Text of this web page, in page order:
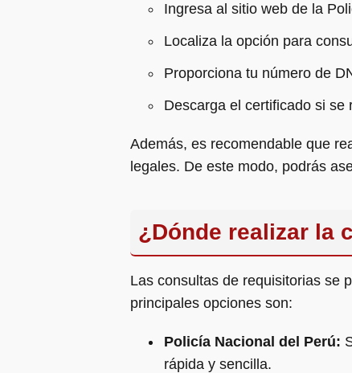
Ingresa al sitio web de la
Localiza la opción para
Proporciona tu número de
Descarga el certificado si se
Además, es recomendable que
legales. De este modo, podrás
¿Dónde realizar la
Las consultas de requisitorias se
principales opciones son:
Policía Nacional del Perú:
rápida y sencilla.